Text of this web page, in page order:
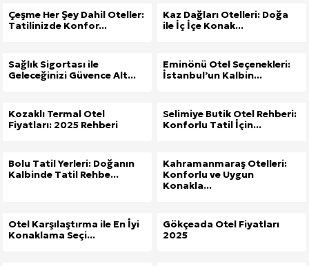
Çeşme Her Şey Dahil Oteller:
Tatilinizde Konfor...
Kaz Dağları Otelleri: Doğa
ile İç İçe Konak...
Sağlık Sigortası ile
Geleceğinizi Güvence Alt...
Eminönü Otel Seçenekleri:
İstanbul’un Kalbin...
Kozaklı Termal Otel
Fiyatları: 2025 Rehberi
Selimiye Butik Otel Rehberi:
Konforlu Tatil İçin...
Bolu Tatil Yerleri: Doğanın
Kalbinde Tatil Rehbe...
Kahramanmaraş Otelleri:
Konforlu ve Uygun
Konakla...
Otel Karşılaştırma ile En İyi
Konaklama Seçi...
Gökçeada Otel Fiyatları
2025